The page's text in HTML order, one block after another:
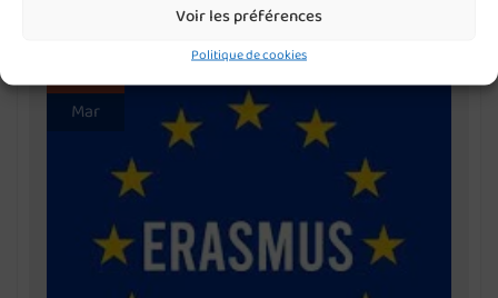
Voir les préférences
Politique de cookies
Mar